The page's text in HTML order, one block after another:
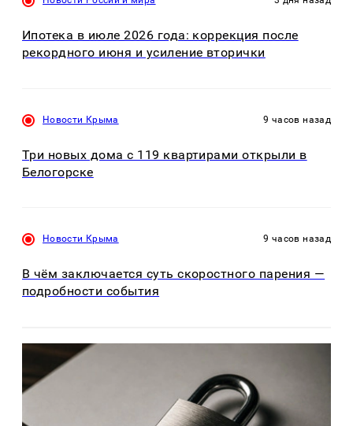
Ипотека в июле 2026 года: коррекция после
рекордного июня и усиление вторички
Новости Крыма 9 часов назад
Три новых дома с 119 квартирами открыли в
Белогорске
Новости Крыма 9 часов назад
В чём заключается суть скоростного парения —
подробности события